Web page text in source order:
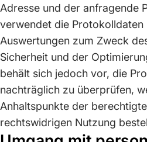
Adresse und der anfragende
verwendet die
Auswertungen zum Zweck
Sicherheit und der
behält sich jedoch vor, die
nachträglich zu überprüfen,
Anhaltspunkte der
rechtswidrigen Nutzung